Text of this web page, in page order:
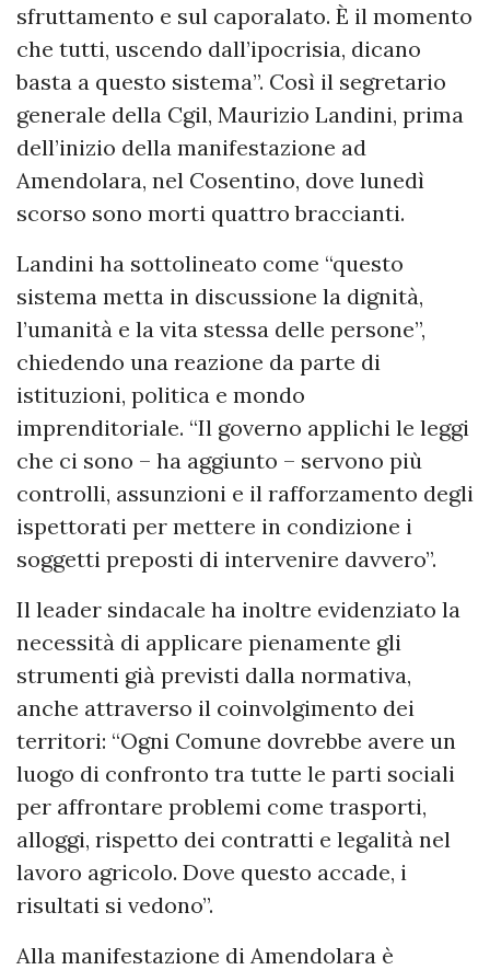
sfruttamento e sul caporalato. È il momento
che tutti, uscendo dall’ipocrisia, dicano
basta a questo sistema”. Così il segretario
generale della Cgil, Maurizio Landini, prima
dell’inizio della manifestazione ad
Amendolara, nel Cosentino, dove lunedì
scorso sono morti quattro braccianti.
Landini ha sottolineato come “questo
sistema metta in discussione la dignità,
l’umanità e la vita stessa delle persone”,
chiedendo una reazione da parte di
istituzioni, politica e mondo
imprenditoriale. “Il governo applichi le leggi
che ci sono – ha aggiunto – servono più
controlli, assunzioni e il rafforzamento degli
ispettorati per mettere in condizione i
soggetti preposti di intervenire davvero”.
Il leader sindacale ha inoltre evidenziato la
necessità di applicare pienamente gli
strumenti già previsti dalla normativa,
anche attraverso il coinvolgimento dei
territori: “Ogni Comune dovrebbe avere un
luogo di confronto tra tutte le parti sociali
per affrontare problemi come trasporti,
alloggi, rispetto dei contratti e legalità nel
lavoro agricolo. Dove questo accade, i
risultati si vedono”.
Alla manifestazione di Amendolara è